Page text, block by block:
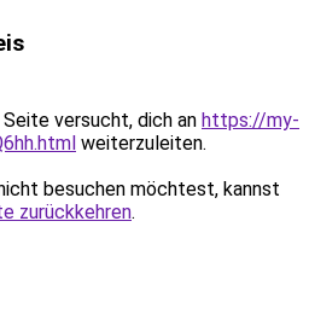
versucht, dich an https://my-
weiterzuleiten.
besuchen möchtest, kannst
zurückkehren.